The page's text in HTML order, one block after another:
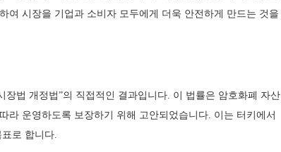
여 시장을 기업과 소비자 모두에게 더욱 안전하게 만드는 것을
법 개정법”의 직접적인 결과입니다. 이 법률은 암호화폐 자산
라 운영하도록 보장하기 위해 고안되었습니다. 이는 터키에서
로 합니다.